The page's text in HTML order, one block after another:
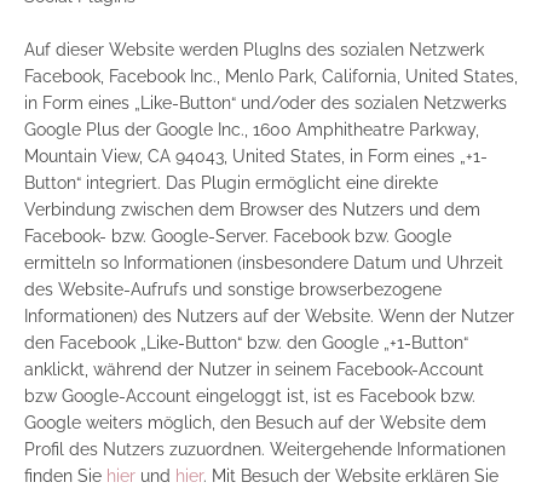
Auf dieser Website werden PlugIns des sozialen Netzwerk
Facebook, Facebook Inc., Menlo Park, California, United States,
in Form eines „Like-Button“ und/oder des sozialen Netzwerks
Google Plus der Google Inc., 1600 Amphitheatre Parkway,
Mountain View, CA 94043, United States, in Form eines „+1-
Button“ integriert. Das Plugin ermöglicht eine direkte
Verbindung zwischen dem Browser des Nutzers und dem
Facebook- bzw. Google-Server. Facebook bzw. Google
ermitteln so Informationen (insbesondere Datum und Uhrzeit
des Website-Aufrufs und sonstige browserbezogene
Informationen) des Nutzers auf der Website. Wenn der Nutzer
den Facebook „Like-Button“ bzw. den Google „+1-Button“
anklickt, während der Nutzer in seinem Facebook-Account
bzw Google-Account eingeloggt ist, ist es Facebook bzw.
Google weiters möglich, den Besuch auf der Website dem
Profil des Nutzers zuzuordnen. Weitergehende Informationen
finden Sie hier und hier. Mit Besuch der Website erklären Sie